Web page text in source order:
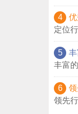
4
定位
5
丰富
6
领先